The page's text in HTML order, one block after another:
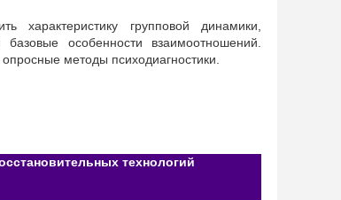
характеристику групповой динамики,
особенности взаимоотношений.
методы психодиагностики.
технологий